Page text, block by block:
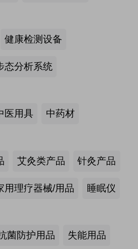
健康检测设备
态分析系统
医用具 中药材
艾灸类产品 针灸产品
用理疗器械/用品 睡眠仪
菌防护用品 失能用品
电动轮椅-海尔智慧康养
人血压计M8-海尔智慧康养